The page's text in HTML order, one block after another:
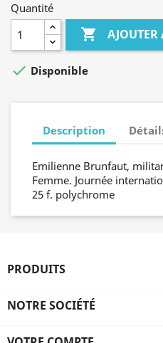
Quantité

 Disponible
Description
Emilienne Brunfaut,
Femme. Journée
25 f. polychrome
PRODUITS
NOTRE SOCIÉTÉ